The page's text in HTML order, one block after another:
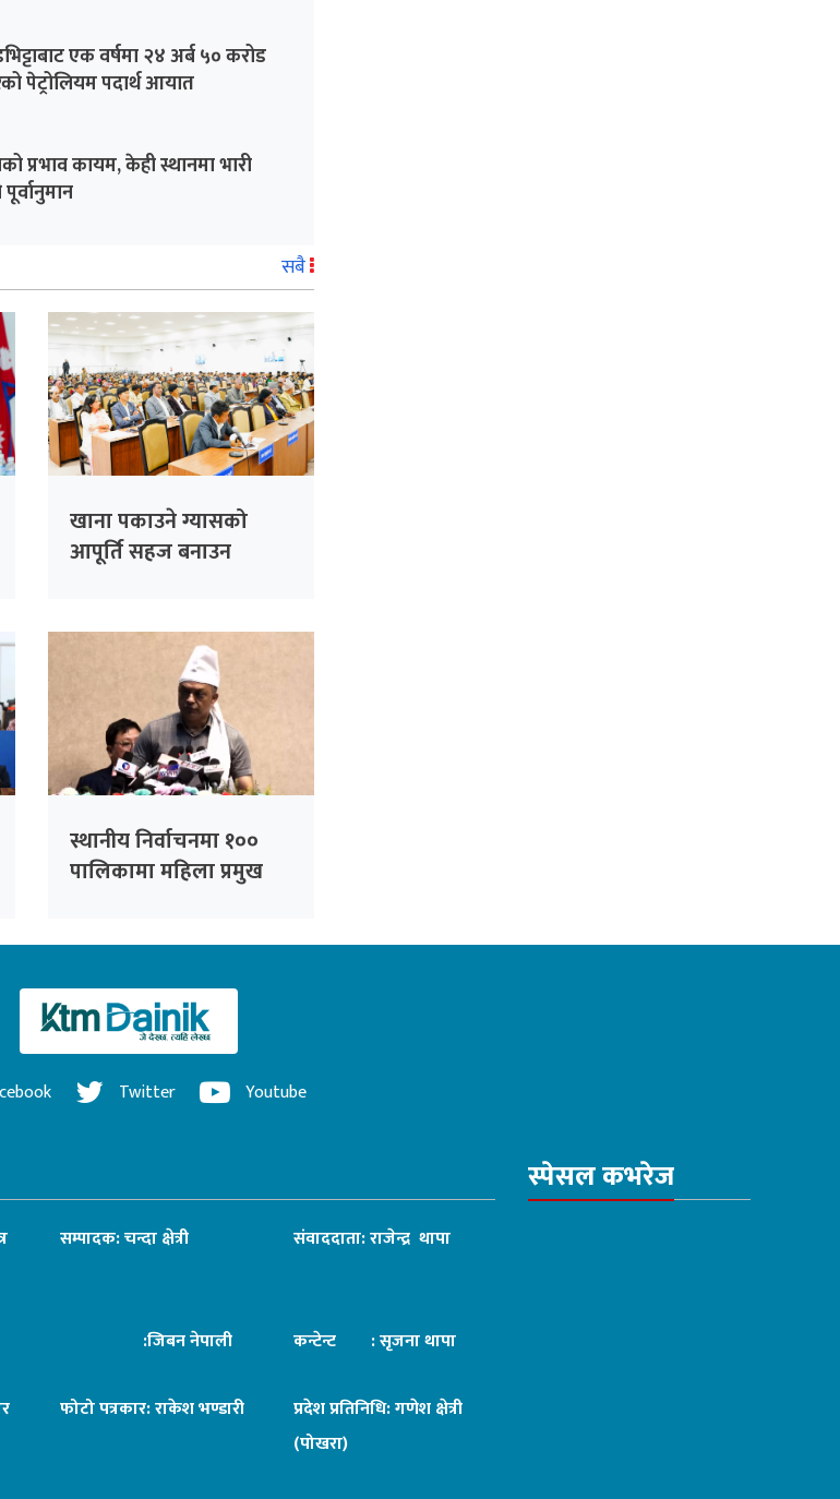
एक वर्षमा २४ अर्ब ५० करोड
पेट्रोलियम पदार्थ आयात
प्रभाव कायम, केही स्थानमा भारी
पूर्वानुमान
सबै
खाना पकाउने ग्यासको
आपूर्ति सहज बनाउन
स्थानीय निर्वाचनमा १००
पालिकामा महिला प्रमुख
Twitter Youtube
सम्पादक: चन्दा क्षेत्री संवाददाता: राजेन्द्र थापा
:जिबन नेपाली कन्टेन्ट : सृजना थापा
फोटो पत्रकार: राकेश भण्डारी
प्रदेश प्रतिनिधि: गणेश क्षेत्री
(पोखरा)
स्पेसल कभरेज